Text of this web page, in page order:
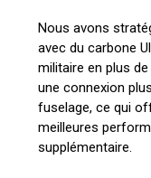
Nous avons
avec du carbone
militaire en plus
une connexion
fuselage, ce qui
meilleures
supplémentaire.